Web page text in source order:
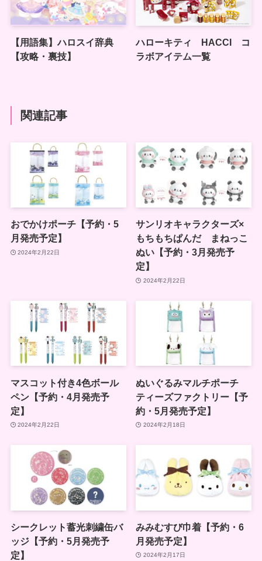
【用語集】ハロスイ辞典
【攻略・裏技】
ハローキティ HACCI コ
ラボアイテム一覧
関連記事
おでかけポーチ【予約・5
月発売予定】
2024年2月22日
サンリオキャラクターズ×
もちもちぱんだ まねっこ
ぬい【予約・3月発売予
定】
2024年2月22日
マスコット付き4色ボール
ペン【予約・4月発売予
定】
2024年2月22日
ぬいぐるみマルチポーチ
ティーズファクトリー【予
約・5月発売予定】
2024年2月18日
シークレット蓄光刺繍缶バ
ッジ【予約・5月発売予
定】
みみむすび巾着【予約・6
月発売予定】
2024年2月17日